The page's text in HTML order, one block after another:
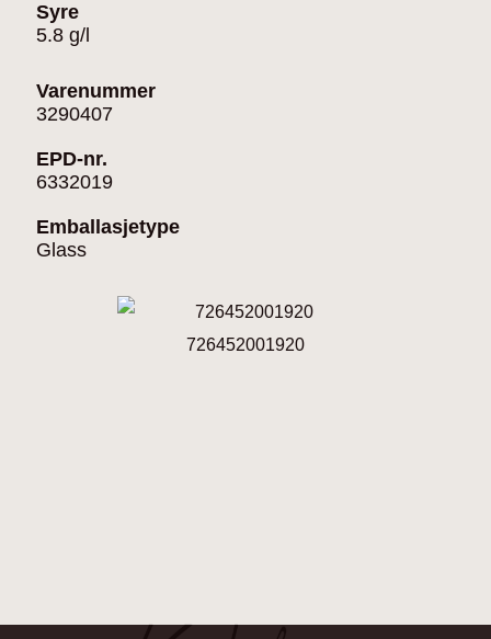
Syre
5.8 g/l
Varenummer
3290407
EPD-nr.
6332019
Emballasjetype
Glass
726452001920